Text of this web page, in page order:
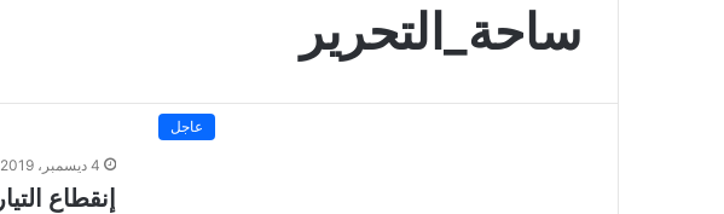
ساحة_التحرير
عاجل
4 ديسمبر، 2019
إنقطاع